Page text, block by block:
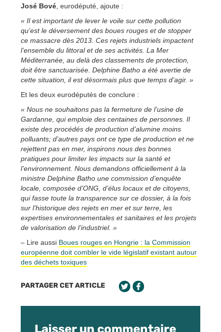
José Bové, eurodéputé, ajoute :
« Il est important de lever le voile sur cette pollution
qu’est le déversement des boues rouges et de stopper
ce massacre dès 2013. Ces rejets industriels impactent
l’ensemble du littoral et de ses activités. La Mer
Méditerranée, au delà des classements de protection,
doit être sanctuarisée. Delphine Batho a été avertie de
cette situation, il est désormais plus que temps d’agir. »
Et les deux eurodéputés de conclure :
« Nous ne souhaitons pas la fermeture de l’usine de
Gardanne, qui emploie des centaines de personnes. Il
existe des procédés de production d’alumine moins
polluants; d’autres pays ont ce type de production et ne
rejettent pas en mer, inspirons nous des bonnes
pratiques pour limiter les impacts sur la santé et
l’environnement. Nous demandons officiellement à la
ministre Delphine Batho une commission d’enquête
locale, composée d’ONG, d’élus locaux et de citoyens,
qui fasse toute la transparence sur ce dossier, à la fois
sur l’historique des rejets en mer et sur terre, les
expertises environnementales et sanitaires et les projets
de valorisation de l’industriel. »
– Lire aussi Boues rouges en Hongrie : la Commission
européenne doit combler le vide législatif existant autour
des déchets toxiques
PARTAGER CET ARTICLE
Laisser un commentaire